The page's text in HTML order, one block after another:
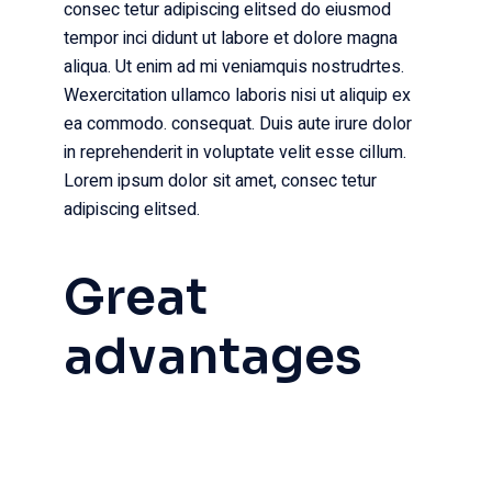
consec tetur adipiscing elitsed do eiusmod
tempor inci didunt ut labore et dolore magna
aliqua. Ut enim ad mi veniamquis nostrudrtes.
Wexercitation ullamco laboris nisi ut aliquip ex
ea commodo. consequat. Duis aute irure dolor
in reprehenderit in voluptate velit esse cillum.
Lorem ipsum dolor sit amet, consec tetur
adipiscing elitsed.
Great
advantages